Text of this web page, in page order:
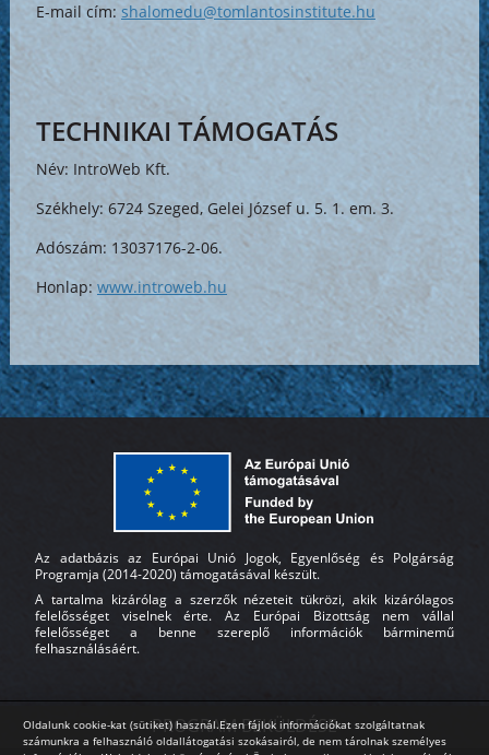
E-mail cím: shalomedu@tomlantosinstitute.hu
TECHNIKAI TÁMOGATÁS
Név: IntroWeb Kft.
Székhely: 6724 Szeged, Gelei József u. 5. 1. em. 3.
Adószám: 13037176-2-06.
Honlap:www.introweb.hu
Oldalunk cookie-kat (sütiket) használ.Ezen fájlok információkat szolgáltatnak
számunkra a felhasználó oldallátogatási szokásairól, de nem tárolnak személyes
Az adatbázis az Európai Unió Jogok, Egyenlőség és Polgárság
Programja (2014-2020) támogatásával készült.
A tartalma kizárólag a szerzők nézeteit tükrözi, akik kizárólagos
felelősséget viselnek érte. Az Európai Bizottság nem vállal
felelősséget a benne szereplő információk bárminemű
felhasználásáért.
PROGRAM BEKÜLDÉSE